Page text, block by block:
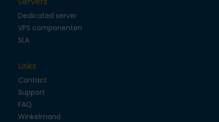
Dedicated server
VPS componenten
SLA
Links
Contact
Support
FAQ
Winkelmand